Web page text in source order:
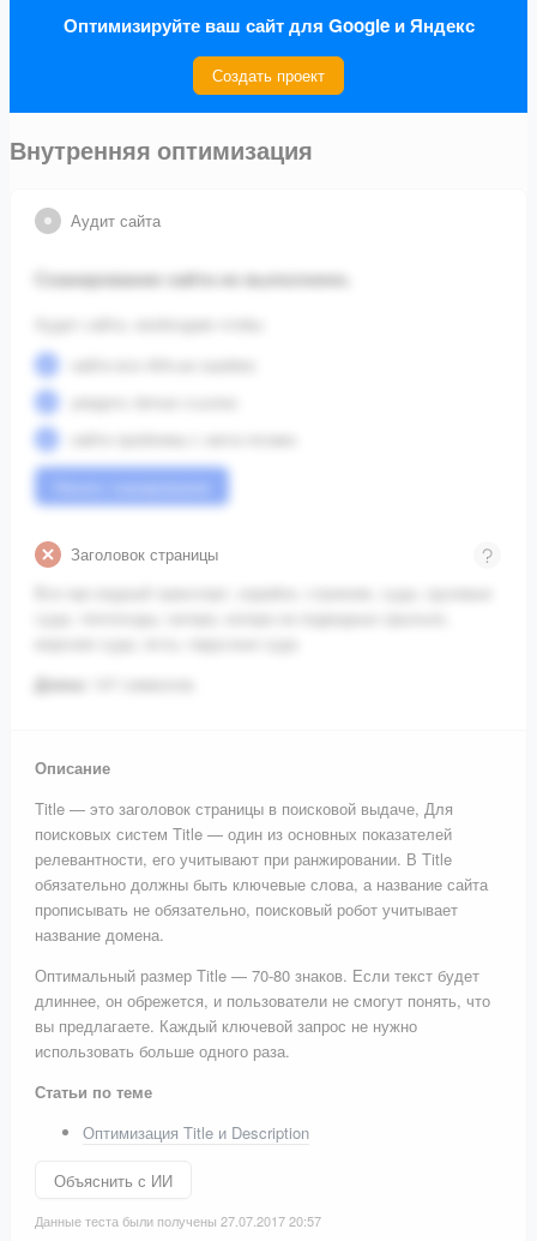
Подключить проект
Оптимизируйте ваш сайт для Google и Яндекс
Создать проект
Внутренняя оптимизация
Аудит сайта
Сканирование сайта не выполнено.
Заголовок страницы
Длина:
Описание
Title — это заголовок страницы в поисковой выдаче, Для
поисковых систем Title — один из основных показателей
релевантности, его учитывают при ранжировании. В Title
обязательно должны быть ключевые слова, а название сайта
прописывать не обязательно, поисковый робот учитывает
название домена.
Оптимальный размер Title — 70-80 знаков. Если текст будет
длиннее, он обрежется, и пользователи не смогут понять, что
вы предлагаете. Каждый ключевой запрос не нужно
использовать больше одного раза.
Статьи по теме
Оптимизация Title и Description
Объяснить с ИИ
Данные теста были получены 27.07.2017 20:57